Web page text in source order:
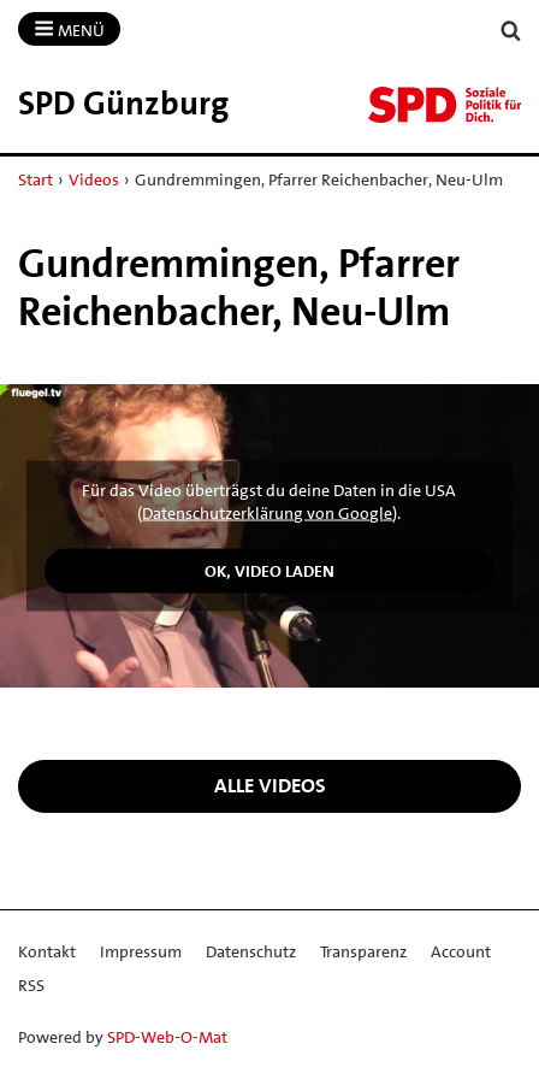
MENÜ
SPD Günzburg
Start › Videos › Gundremmingen, Pfarrer Reichenbacher, Neu-Ulm
Gundremmingen, Pfarrer
Reichenbacher, Neu-Ulm
Für das Video überträgst du deine Daten in die USA
(Datenschutzerklärung von Google).
ALLE VIDEOS
Kontakt Impressum Datenschutz Transparenz
Account
RSS
Powered bySPD-Web-O-Mat